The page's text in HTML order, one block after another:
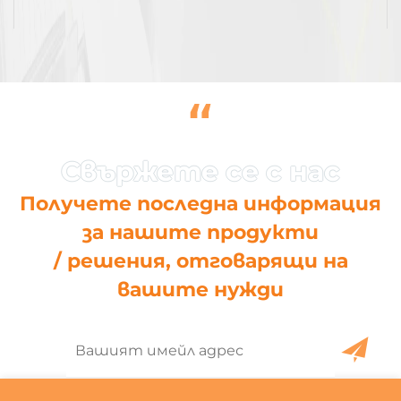
“
Получете последна информация
за нашите продукти
/ решения, отговарящи на
вашите нужди